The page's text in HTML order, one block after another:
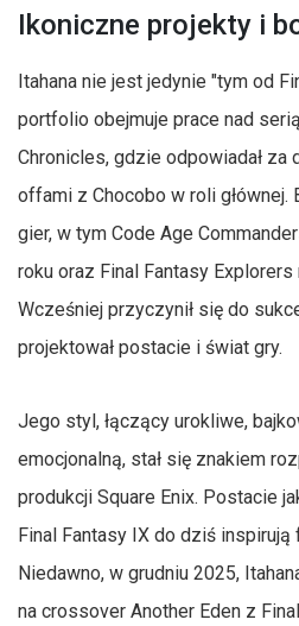
Ikoniczne projekty i
Itahana nie jest jedynie "tym od
portfolio obejmuje prace nad
Chronicles, gdzie odpowiadał
offami z Chocobo w roli głównej.
gier, w tym Code Age
roku oraz Final Fantasy Explorers
Wcześniej przyczynił się do
projektował postacie i świat gry.
Jego styl, łączący urokliwe,
emocjonalną, stał się znakiem
produkcji Square Enix. Postacie
Final Fantasy IX do dziś inspirują
Niedawno, w grudniu 2025,
na crossover Another Eden z